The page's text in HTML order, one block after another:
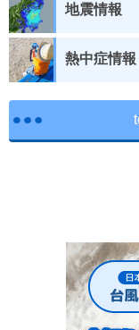
地震情報
熱中症情報